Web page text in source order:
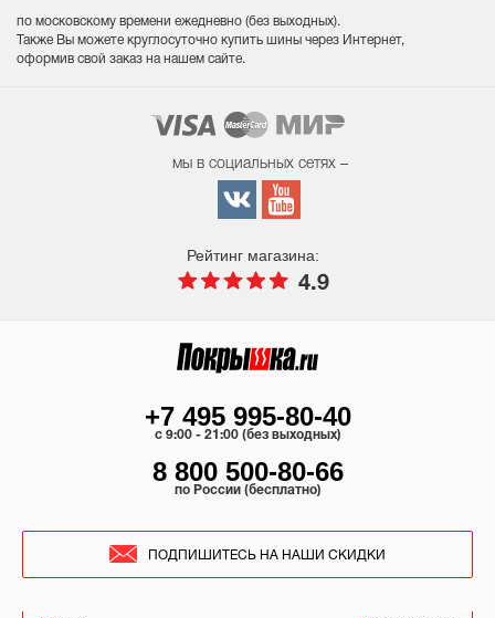
по московскому времени ежедневно (без выходных).
Также Вы можете круглосуточно купить шины через Интернет,
оформив свой заказ на нашем сайте.
мы в социальных сетях –
Рейтинг магазина:
4.9
+7 495 995-80-40
c 9:00 - 21:00 (без выходных)
8 800 500-80-66
по России (бесплатно)
ПОДПИШИТЕСЬ НА НАШИ СКИДКИ